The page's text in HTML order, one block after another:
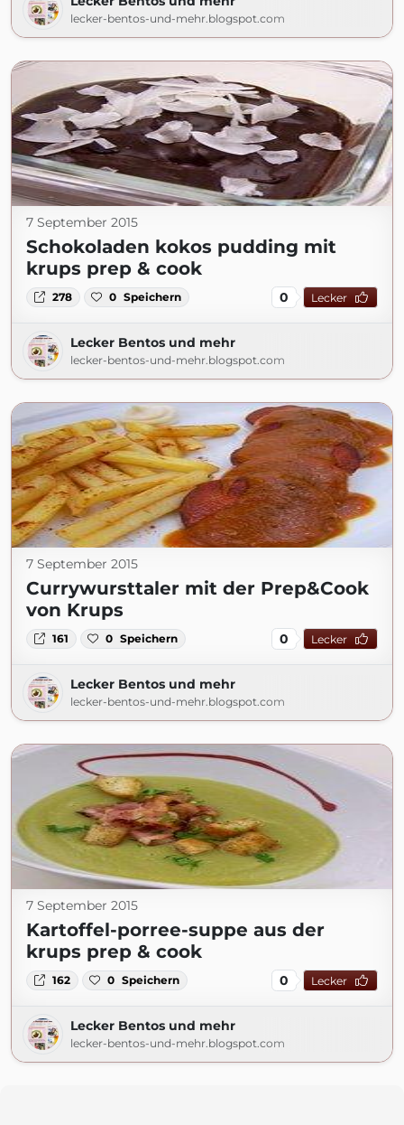
lecker-bentos-und-mehr.blogspot.com
7 September 2015
Schokoladen kokos pudding mit
krups prep & cook
278 0 Speichern 0 Lecker
Lecker Bentos und mehr
lecker-bentos-und-mehr.blogspot.com
7 September 2015
Currywursttaler mit der Prep&Cook
von Krups
161 0 Speichern 0 Lecker
Lecker Bentos und mehr
lecker-bentos-und-mehr.blogspot.com
7 September 2015
Kartoffel-porree-suppe aus der
krups prep & cook
162 0 Speichern 0 Lecker
Lecker Bentos und mehr
lecker-bentos-und-mehr.blogspot.com